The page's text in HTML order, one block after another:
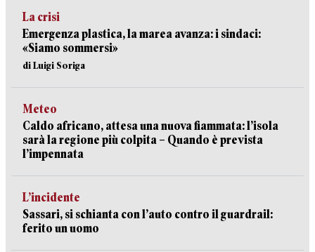
La crisi
Emergenza plastica, la marea avanza: i sindaci:
«Siamo sommersi»
di Luigi Soriga
Meteo
Caldo africano, attesa una nuova fiammata: l’isola
sarà la regione più colpita – Quando è prevista
l’impennata
L’incidente
Sassari, si schianta con l’auto contro il guardrail:
ferito un uomo